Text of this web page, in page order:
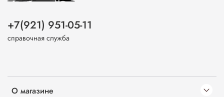
О магазине
+7(921) 951-05-11
справочная служба